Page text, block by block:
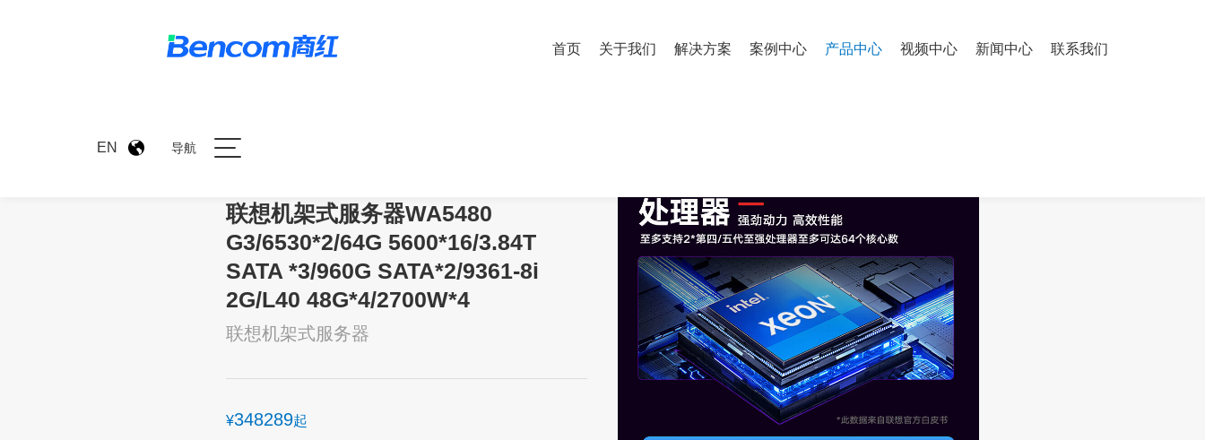
首页 关于我们 解决方案 案例中心 产品中心 视频中心 新闻中心 联系我们
EN 导航
联想机架式服务器WA5480
G3/6530*2/64G 5600*16/3.84T
SATA *3/960G SATA*2/9361-8i
2G/L40 48G*4/2700W*4
联想机架式服务器
¥348289起